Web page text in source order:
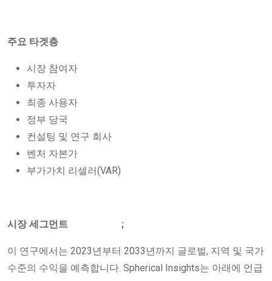
주요 타겟층
시장 참여자
투자자
최종 사용자
정부 당국
컨설팅 및 연구 회사
벤처 자본가
부가가치 리셀러(VAR)
시장 세그먼트 ;
이 연구에서는 2023년부터 2033년까지 글로벌, 지역 및 국가
수준의 수익을 예측합니다. Spherical Insights는 아래에 언급